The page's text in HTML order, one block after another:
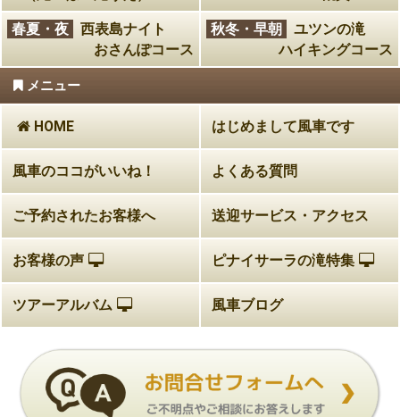
春夏・夜
西表島ナイト
おさんぽコース
秋冬・早朝
ユツンの滝
ハイキングコース
メニュー
HOME はじめまして風車です
風車のココがいいね！ よくある質問
ご予約されたお客様へ 送迎サービス・アクセス
お客様の声 ピナイサーラの滝特集
ツアーアルバム 風車ブログ